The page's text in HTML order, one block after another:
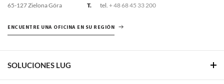
65-127 Zielona Góra
T.
tel. + 48 68 45 33 200
ENCUENTRE UNA OFICINA EN SU REGIÓN
SOLUCIONES LUG